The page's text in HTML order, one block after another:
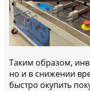
Таким образом,
но и в снижении
быстро окупить